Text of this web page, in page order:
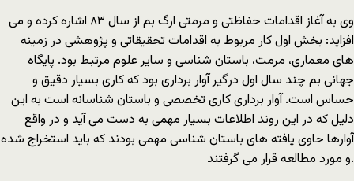
وی به آغاز اقدامات حفاظتی و مرمتی ارگ بم از سال ۸۳ اشاره کرده و می
افزاید: بخش اول کار مربوط به اقدامات تحقیقاتی و پژوهشی در زمینه
های معماری، مرمت، باستان شناسی و سایر علوم مرتبط بود. پایگاه
جهانی بم چند سال اول درگیر آوار برداری بود که کاری بسیار دقیق و
حساس است. آوار برداری کاری تخصصی و باستان شناسانه است به این
دلیل که در این روند اطلاعات بسیار مهمی به دست می آید و در واقع
آوارها حاوی یافته های باستان شناسی مهمی بودند که باید استخراج شده
و مورد مطالعه قرار می گرفتند.